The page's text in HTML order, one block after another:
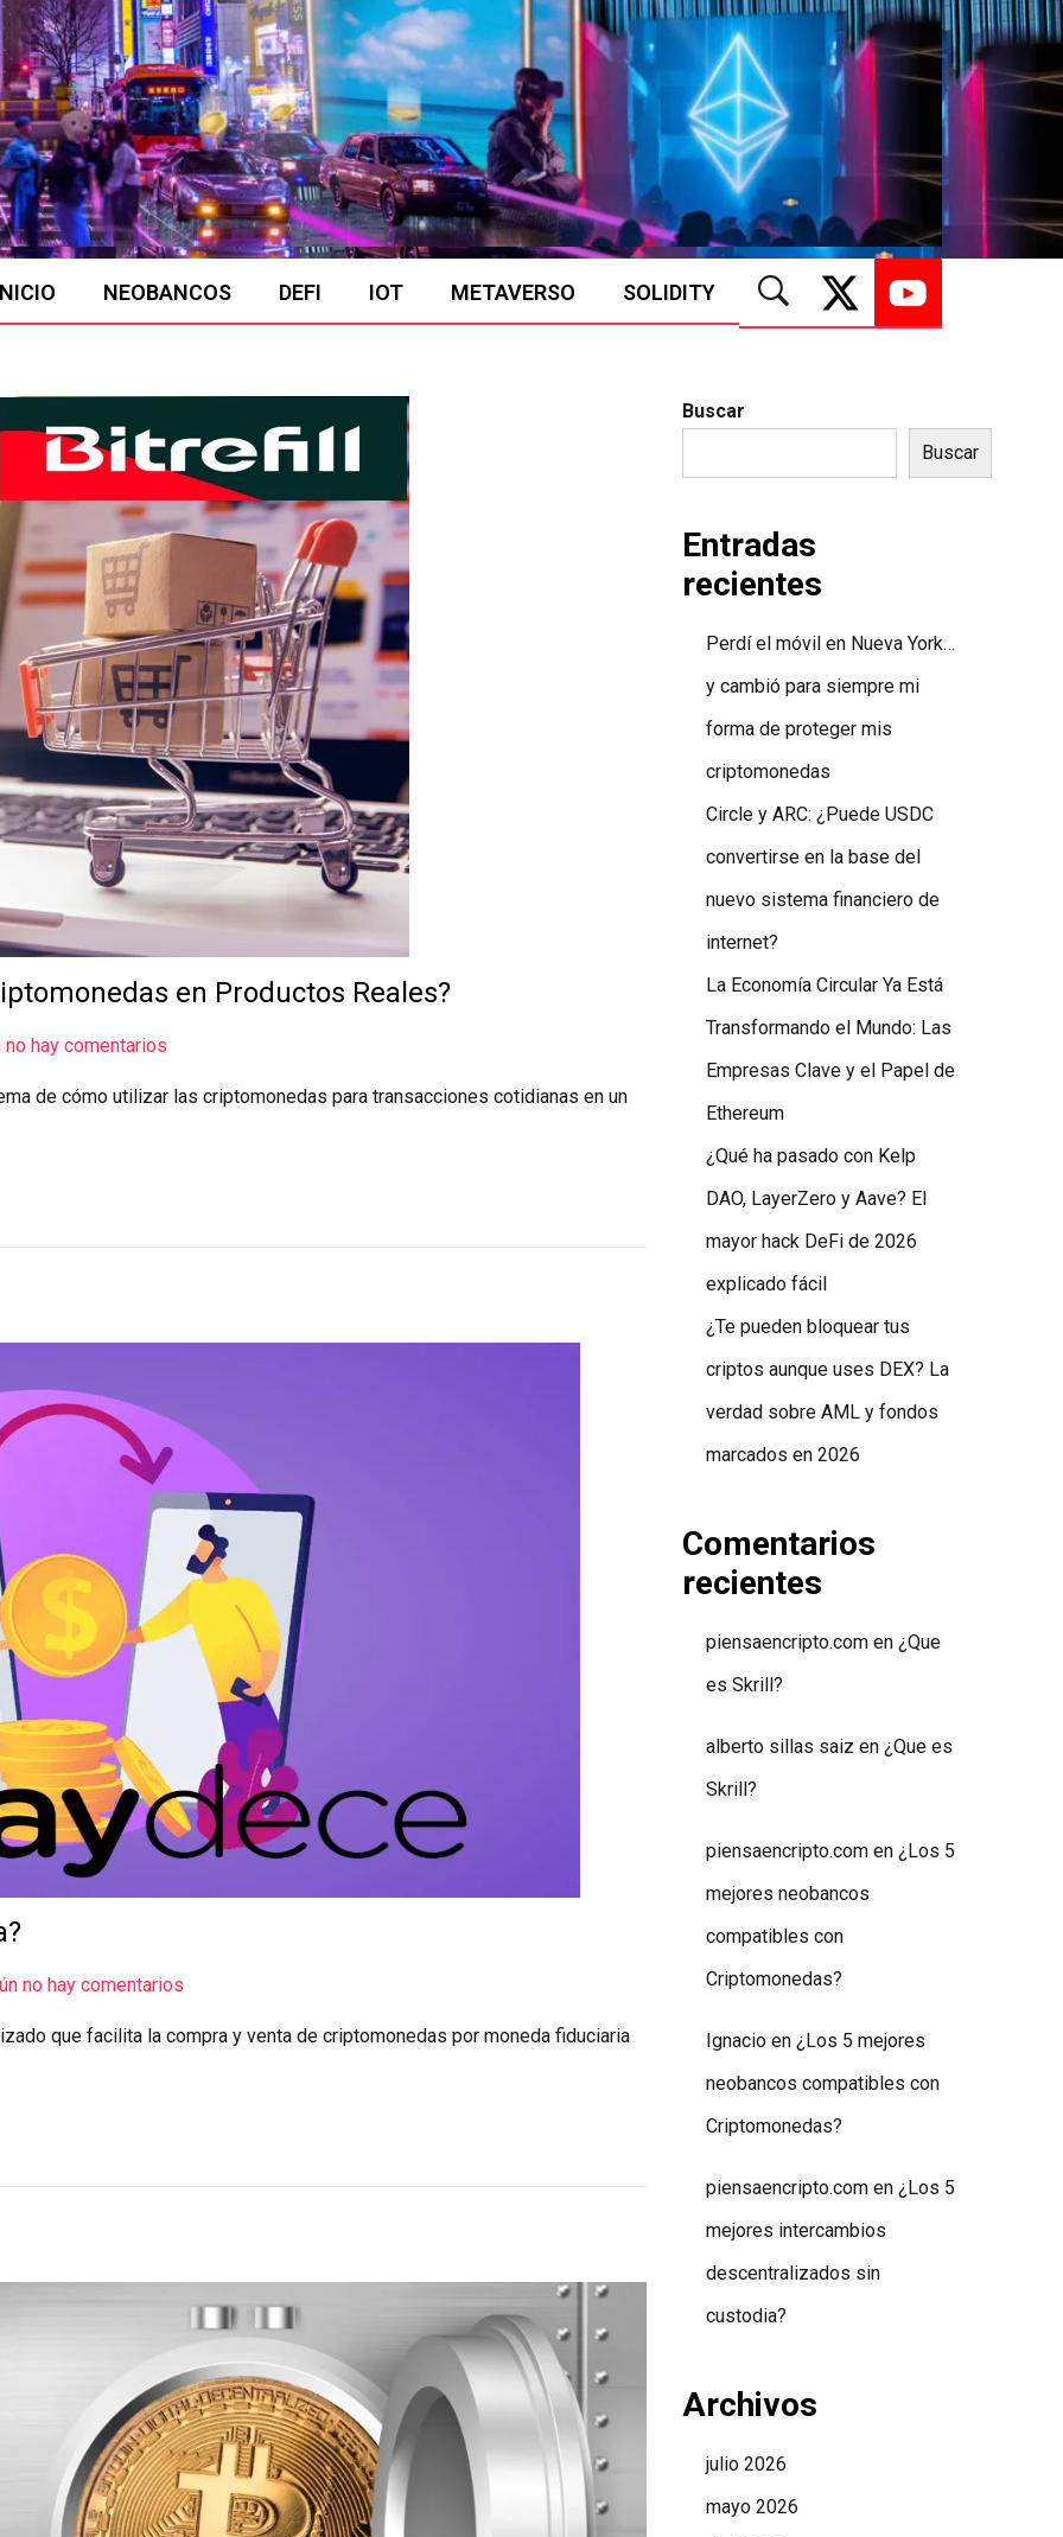
NEOBANCOS DEFI IOT METAVERSO SOLIDITY
en Productos Reales?
no hay comentarios
de cómo utilizar las criptomonedas para transacciones cotidianas en un
no hay comentarios
que facilita la compra y venta de criptomonedas por moneda fiduciaria
Buscar
Buscar
Entradas
recientes
Perdí el móvil en Nueva York…
y cambió para siempre mi
forma de proteger mis
criptomonedas
Circle y ARC: ¿Puede USDC
convertirse en la base del
nuevo sistema financiero de
internet?
La Economía Circular Ya Está
Transformando el Mundo: Las
Empresas Clave y el Papel de
Ethereum
¿Qué ha pasado con Kelp
DAO, LayerZero y Aave? El
mayor hack DeFi de 2026
explicado fácil
¿Te pueden bloquear tus
criptos aunque uses DEX? La
verdad sobre AML y fondos
marcados en 2026
Comentarios
recientes
piensaencripto.com en ¿Que
es Skrill?
alberto sillas saiz en ¿Que es
Skrill?
piensaencripto.com en ¿Los 5
mejores neobancos
compatibles con
Criptomonedas?
Ignacio en ¿Los 5 mejores
neobancos compatibles con
Criptomonedas?
piensaencripto.com en ¿Los 5
mejores intercambios
descentralizados sin
custodia?
Archivos
julio 2026
mayo 2026